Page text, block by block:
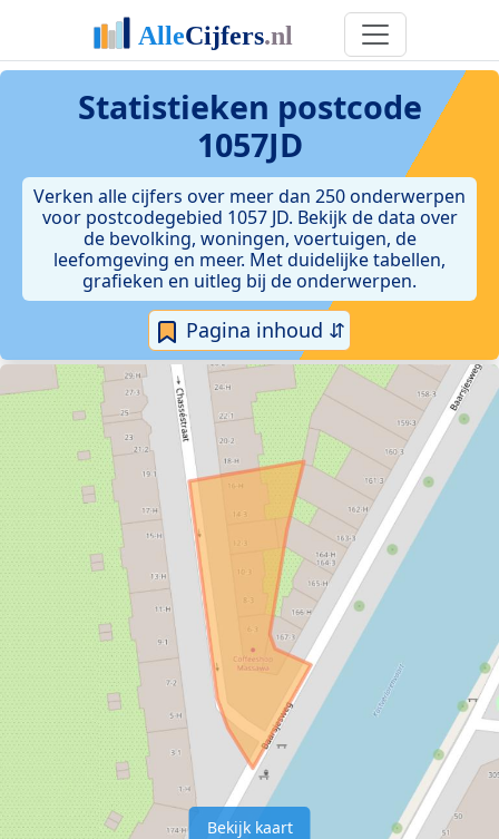
Statistieken postcode
1057JD
Verken alle cijfers over meer dan 250 onderwerpen
voor postcodegebied 1057 JD. Bekijk de data over
de bevolking, woningen, voertuigen, de
leefomgeving en meer. Met duidelijke tabellen,
grafieken en uitleg bij de onderwerpen.
Pagina inhoud ⇵
Bekijk kaart